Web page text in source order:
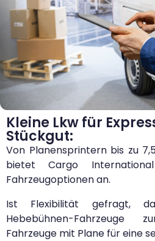
Kleine Lkw für
Stückgut:
Von Planensprintern bis zu
bietet Cargo
Fahrzeugoptionen an.
Ist Flexibilität gefragt,
Hebebühnen-
Fahrzeuge mit Plane für eine